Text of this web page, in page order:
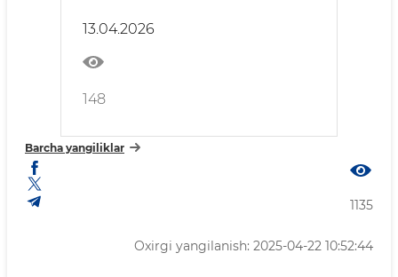
13.04.2026
148
Barcha yangiliklar
1135
Oxirgi yangilanish: 2025-04-22 10:52:44